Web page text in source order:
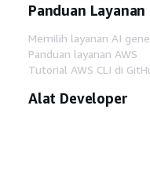
Panduan Layanan
Memilih layanan AI
Panduan layanan AWS
Tutorial AWS CLI di
Alat Developer